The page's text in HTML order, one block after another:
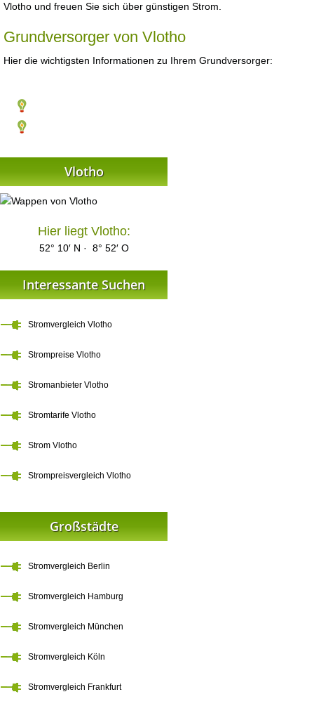
Vlotho und freuen Sie sich über günstigen Strom.
Grundversorger von Vlotho
Hier die wichtigsten Informationen zu Ihrem Grundversorger:
Vlotho
Hier liegt Vlotho:
52° 10′ N · 8° 52′ O
Interessante Suchen
Stromvergleich Vlotho
Strompreise Vlotho
Stromanbieter Vlotho
Stromtarife Vlotho
Strom Vlotho
Strompreisvergleich Vlotho
Großstädte
Stromvergleich Berlin
Stromvergleich Hamburg
Stromvergleich München
Stromvergleich Köln
Stromvergleich Frankfurt